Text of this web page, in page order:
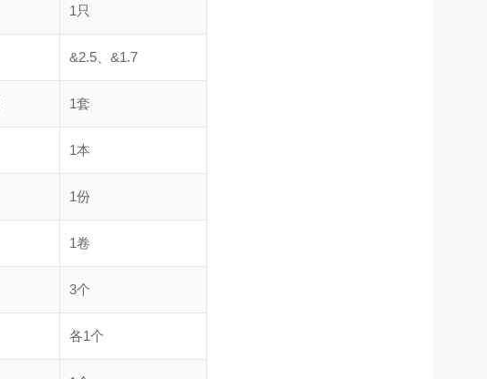
1只
&2.5、&1.7
1套
1本
1份
1卷
3个
各1个